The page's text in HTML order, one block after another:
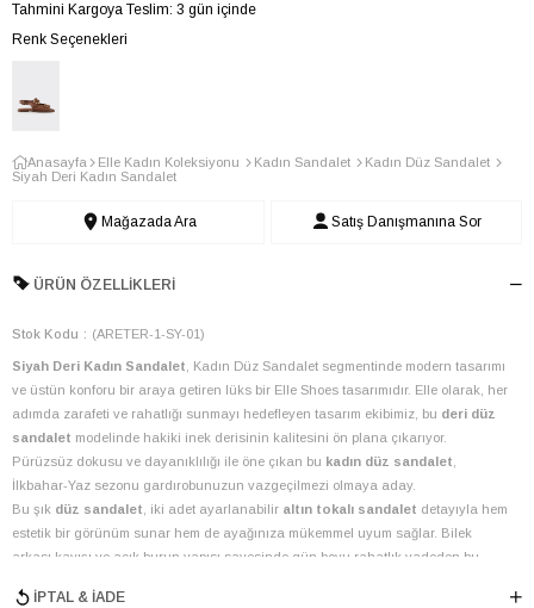
Tahmini Kargoya Teslim: 3 gün içinde
Renk Seçenekleri
Anasayfa Elle Kadın Koleksiyonu Kadın Sandalet
Kadın Düz Sandalet
Siyah Deri Kadın Sandalet
Mağazada Ara Satış Danışmanına Sor
ÜRÜN ÖZELLIKLERI
Stok Kodu (ARETER-1-SY-01)
Siyah Deri Kadın Sandalet , Kadın Düz Sandalet segmentinde modern tasarımı
ve üstün konforu bir araya getiren lüks bir Elle Shoes tasarımıdır. Elle olarak, her
adımda zarafeti ve rahatlığı sunmayı hedefleyen tasarım ekibimiz, bu deri düz
sandalet modelinde hakiki inek derisinin kalitesini ön plana çıkarıyor.
Pürüzsüz dokusu ve dayanıklılığı ile öne çıkan bu kadın düz sandalet
İlkbahar-Yaz sezonu gardırobunuzun vazgeçilmezi olmaya aday.
Bu şık düz sandalet , iki adet ayarlanabilir altın tokalı sandalet detayıyla hem
estetik bir görünüm sunar hem de ayağınıza mükemmel uyum sağlar. Bilek
arkası kayışı ve açık burun yapısı sayesinde gün boyu rahatlık vadeden bu
konforlu bir yürüyüş deneyimi sunar. İç astarında da inek derisi kullanılması,
İPTAL & İADE